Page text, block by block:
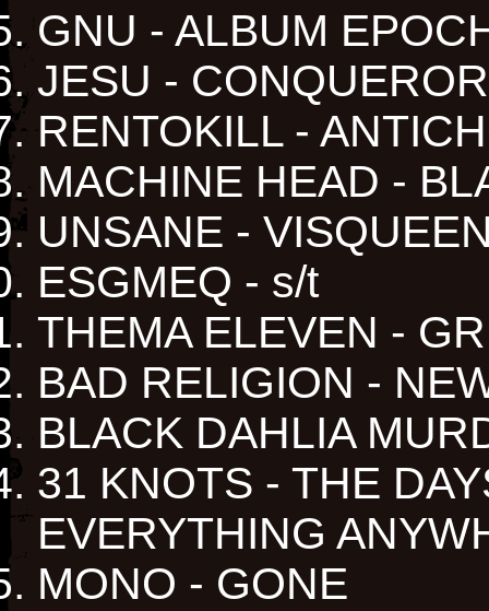
GNU - ALBUM
JESU - CONQUEROR
RENTOKILL -
MACHINE HEAD -
UNSANE -
ESGMEQ - s/t
THEMA ELEVEN -
BAD RELIGION -
BLACK DAHLIA
31 KNOTS - THE
EVERYTHING
MONO - GONE